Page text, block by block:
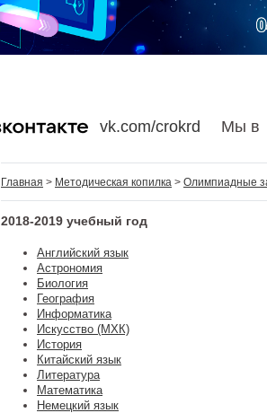
vk.com/crokrd Мы в
Главная > Методическая копилка > Олимпиадные
2018-2019 учебный год
Английский язык
Астрономия
Биология
География
Информатика
Искусство (МХК)
История
Китайский язык
Литература
Математика
Немецкий язык